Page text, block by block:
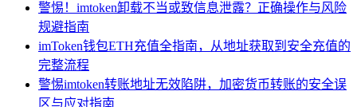
警惕！imtoken卸载不当或致信息泄露？正确操作与风险
规避指南
imToken钱包ETH充值全指南，从地址获取到安全充值的
完整流程
警惕imtoken转账地址无效陷阱，加密货币转账的安全误
区与应对指南